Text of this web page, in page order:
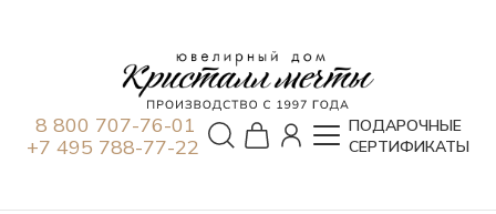
8 800 707-76-01
+7 495 788-77-22
ПОДАРОЧНЫЕ
СЕРТИФИКАТЫ